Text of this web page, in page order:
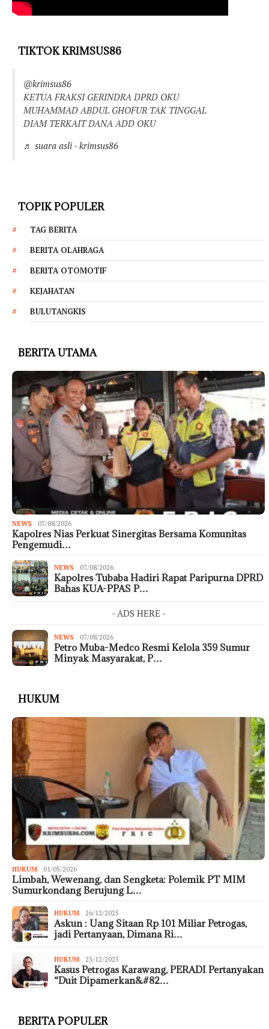
TIKTOK KRIMSUS86
@krimsus86
KETUA FRAKSI GERINDRA DPRD OKU
MUHAMMAD ABDUL GHOFUR TAK TINGGAL
DIAM TERKAIT DANA ADD OKU
♬ suara asli - krimsus86
TOPIK POPULER
TAG BERITA
BERITA OLAHRAGA
BERITA OTOMOTIF
KEJAHATAN
BULUTANGKIS
BERITA UTAMA
NEWS 07/08/2026
Kapolres Nias Perkuat Sinergitas Bersama Komunitas
Pengemudi…
NEWS 07/08/2026
Kapolres Tubaba Hadiri Rapat Paripurna DPRD
Bahas KUA-PPAS P…
- ADS HERE -
NEWS 07/08/2026
Petro Muba-Medco Resmi Kelola 359 Sumur
Minyak Masyarakat, P…
HUKUM
HUKUM 01/05/2026
Limbah, Wewenang, dan Sengketa: Polemik PT MIM
Sumurkondang Berujung L…
HUKUM 26/12/2025
Askun : Uang Sitaan Rp 101 Miliar Petrogas,
jadi Pertanyaan, Dimana Ri…
HUKUM 25/12/2025
Kasus Petrogas Karawang, PERADI Pertanyakan
“Duit Dipamerkan&#82…
BERITA POPULER